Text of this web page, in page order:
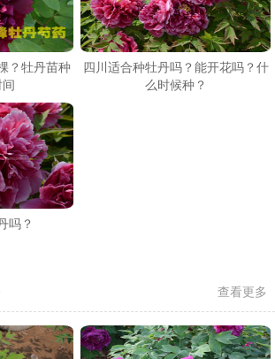
？牡丹苗种
四川适合种牡丹吗？能开花吗？什
么时候种？
吗？
查看更多